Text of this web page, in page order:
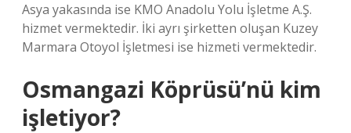
Asya yakasında ise KMO Anadolu Yolu İşletme A.Ş.
hizmet vermektedir. İki ayrı şirketten oluşan Kuzey
Marmara Otoyol İşletmesi ise hizmeti vermektedir.
Osmangazi Köprüsü’nü kim
işletiyor?